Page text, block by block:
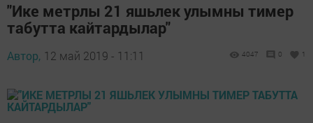
"Ике метрлы 21 яшьлек улымны тимер
табутта кайтардылар"
Автор, 12 май 2019 - 11:11 4047 0 1